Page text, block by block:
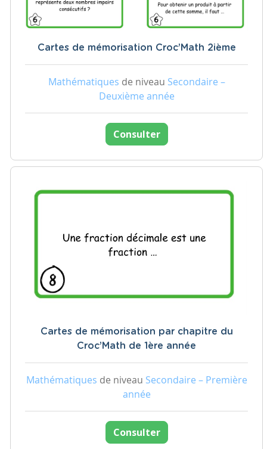
Cartes de mémorisation Croc’Math 2ième
Mathématiques de niveau Secondaire –
Deuxième année
Consulter
Cartes de mémorisation par chapitre du
Croc’Math de 1ère année
Mathématiques de niveau Secondaire – Première
année
Consulter